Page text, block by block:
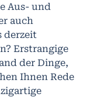
Aus- und
auch
derzeit
Erstrangige
der Dinge,
Ihnen Rede